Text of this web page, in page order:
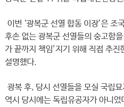
이번 ‘광복군 선열 합동 이장’은 조
후손 없는 광복군 선열들의 숭고함
가 끝까지 책임’지기 위해 직접 추
설명했다.
광복 후, 당시 선열들을 모실 국립
역시 당시에는 독립유공자가 아니었